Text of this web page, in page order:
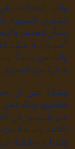
وقال التحالف،
بشأن العنف
"مسؤولية
والخاص معاً،
خالية من
وشدّد على أن
تحقيق بيئة عمل
من التمييز في
لفئات واسعة من
وتفاقم مشكلة